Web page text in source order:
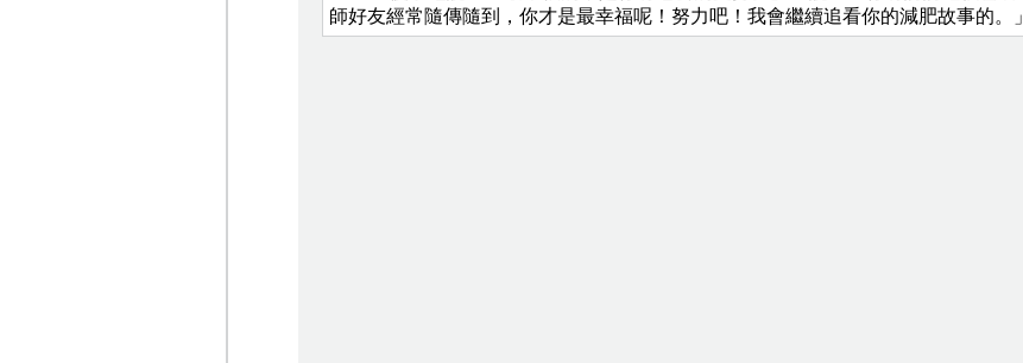
師好友經常隨傳隨到，你才是最幸福呢！努力吧！我會繼續追看你的減肥故事的。」